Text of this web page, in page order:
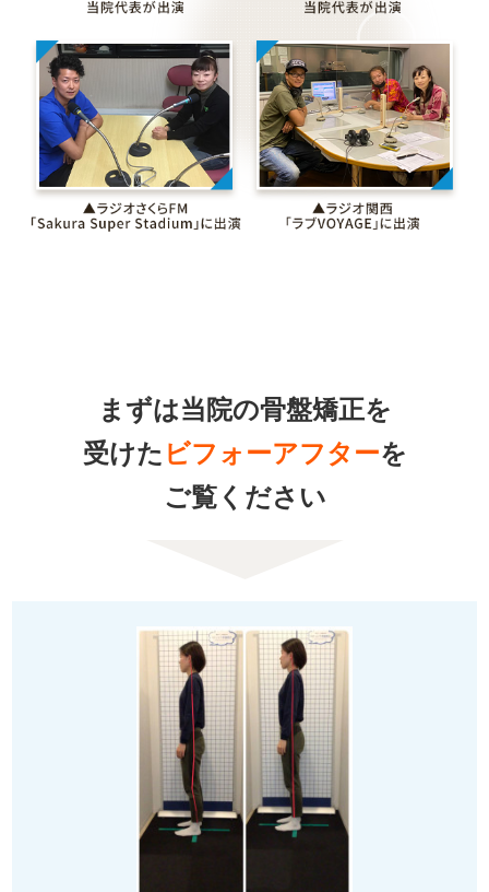
まずは当院の骨盤矯正を
受けた ビフォーアフターを
ご覧ください